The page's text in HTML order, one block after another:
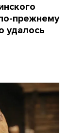
прежнему
удалось